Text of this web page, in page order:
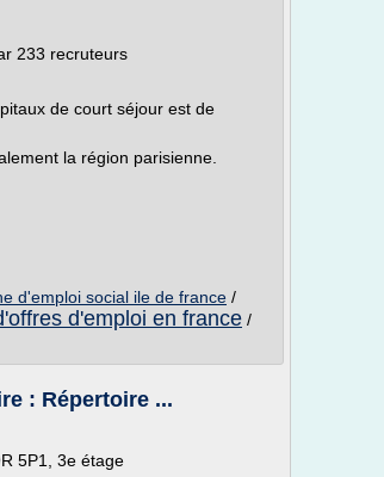
233 recruteurs
de court séjour est de
la région parisienne.
d'emploi social ile de france /
d'emploi en france /
: Répertoire ...
5P1, 3e étage